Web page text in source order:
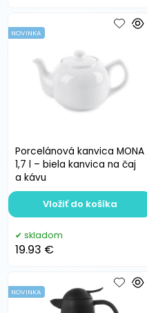
Porcelánová kanvica MONA
1,7 l – biela kanvica na čaj
a kávu
NOVINKA
skladom
19.93 €
Vložiť do košíka
NOVINKA